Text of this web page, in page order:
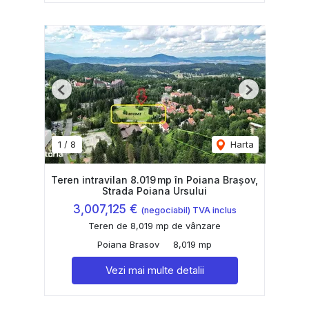
1 / 8 Harta
Previous Next
Teren intravilan 8.019 mp în Poiana Brașov,
Strada Poiana Ursului
3,007,125 € (negociabil) TVA inclus
Teren de 8,019 mp de vânzare
Poiana Brasov
8,019 mp
Vezi mai multe detalii